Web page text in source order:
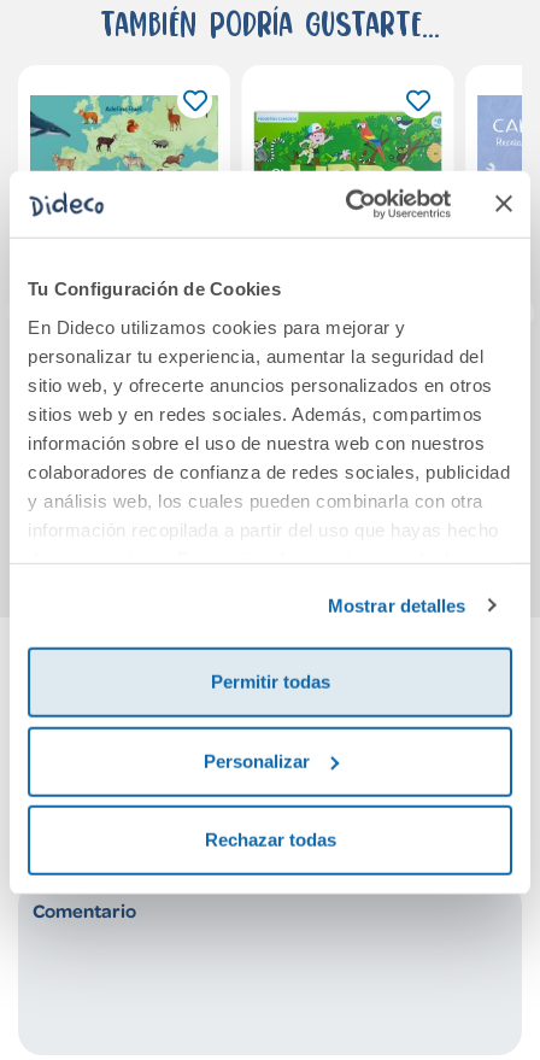
Tu Configuración de Cookies
En Dideco utilizamos cookies para mejorar y
personalizar tu experiencia, aumentar la seguridad del
sitio web, y ofrecerte anuncios personalizados en otros
sitios web y en redes sociales. Además, compartimos
información sobre el uso de nuestra web con nuestros
colaboradores de confianza de redes sociales, publicidad
y análisis web, los cuales pueden combinarla con otra
información recopilada a partir del uso que hayas hecho
Mostrar detalles
Permitir todas
Personalizar
Rechazar todas
También podría gustarte...
Mi primer atlas de
animales
15,95€
Comprar
Pequeños
curiosos: El libro
de la naturaleza
19,90€
Comprar
Calle
Cuéntanos tu opinión
¡Sé el primero en valorar este producto!
Debes iniciar sesión para poder valorarlo